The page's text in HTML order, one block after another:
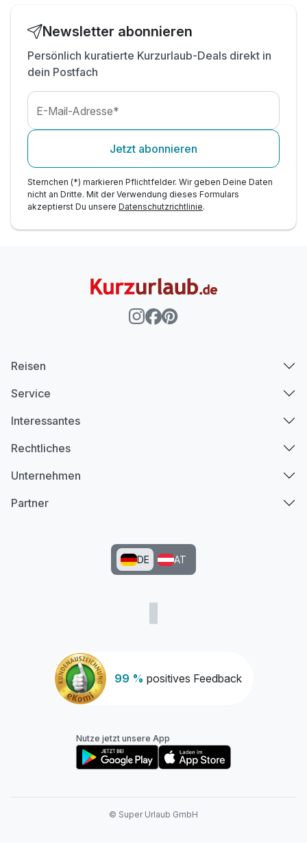
Newsletter abonnieren
Persönlich kuratierte Kurzurlaub-Deals direkt in
dein Postfach
E-Mail-Adresse*
Jetzt abonnieren
Sternchen (*) markieren Pflichtfelder. Wir geben Deine Daten
nicht an Dritte. Mit der Verwendung dieses Formulars
akzeptierst Du unsere Datenschutzrichtlinie.
99 % positives Feedback
Reisen
Service
Interessantes
Rechtliches
Unternehmen
Partner
DE AT
Nutze jetzt unsere App
© Super Urlaub GmbH